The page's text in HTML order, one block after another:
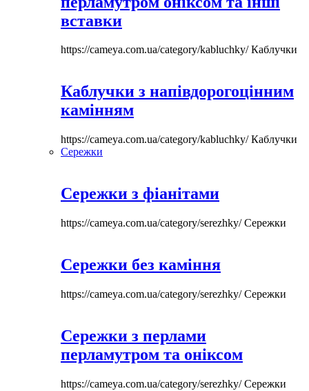
вставки
https://cameya.com.ua/category/kabluchky/Каблучки
Каблучки з напівдорогоцінним
камінням
https://cameya.com.ua/category/kabluchky/Каблучки
Сережки
Сережки з фіанітами
https://cameya.com.ua/category/serezhky/Сережки
Сережки без каміння
https://cameya.com.ua/category/serezhky/Сережки
Сережки з перлами
перламутром та оніксом
https://cameya.com.ua/category/serezhky/Сережки